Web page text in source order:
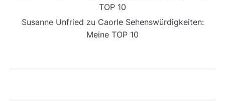
TOP 10
Susanne Unfried zu Caorle Sehenswürdigkeiten:
Meine TOP 10